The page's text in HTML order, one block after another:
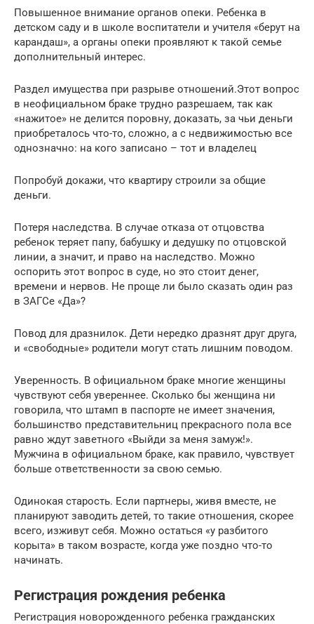
Повышенное внимание органов опеки. Ребенка в
детском саду и в школе воспитатели и учителя «берут на
карандаш», а органы опеки проявляют к такой семье
дополнительный интерес.
Раздел имущества при разрыве отношений.Этот вопрос
в неофициальном браке трудно разрешаем, так как
«нажитое» не делится поровну, доказать, за чьи деньги
приобреталось что-то, сложно, а с недвижимостью все
однозначно: на кого записано – тот и владелец
Попробуй докажи, что квартиру строили за общие
деньги.
Потеря наследства. В случае отказа от отцовства
ребенок теряет папу, бабушку и дедушку по отцовской
линии, а значит, и право на наследство. Можно
оспорить этот вопрос в суде, но это стоит денег,
времени и нервов. Не проще ли было сказать один раз
в ЗАГСе «Да»?
Повод для дразнилок. Дети нередко дразнят друг друга,
и «свободные» родители могут стать лишним поводом.
Уверенность. В официальном браке многие женщины
чувствуют себя увереннее. Сколько бы женщина ни
говорила, что штамп в паспорте не имеет значения,
большинство представительниц прекрасного пола все
равно ждут заветного «Выйди за меня замуж!».
Мужчина в официальном браке, как правило, чувствует
больше ответственности за свою семью.
Одинокая старость. Если партнеры, живя вместе, не
планируют заводить детей, то такие отношения, скорее
всего, изживут себя. Можно остаться «у разбитого
корыта» в таком возрасте, когда уже поздно что-то
начинать.
Регистрация рождения ребенка
Регистрация новорожденного ребенка гражданских